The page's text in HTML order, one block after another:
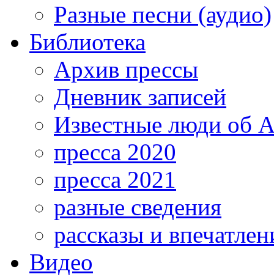
Разные песни (аудио)
Библиотека
Архив прессы
Дневник записей
Известные люди об
пресса 2020
пресса 2021
разные сведения
рассказы и
Видео